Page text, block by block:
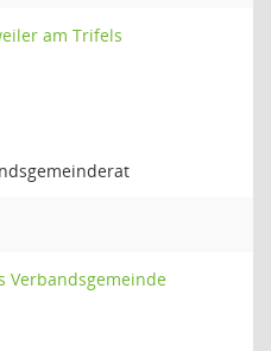
am Trifels
Verbandsgemeinde